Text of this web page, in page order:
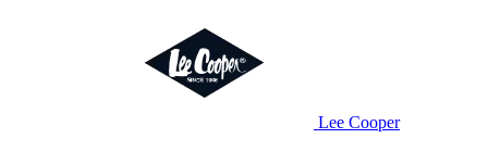
Lee Cooper